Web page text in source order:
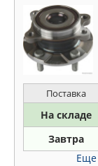
Поставка
На складе
Завтра
Еще